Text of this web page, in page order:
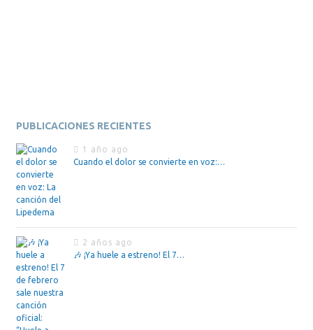
PUBLICACIONES RECIENTES
1 año ago
Cuando el dolor se convierte en voz:…
2 años ago
🎶 ¡Ya huele a estreno! El 7…